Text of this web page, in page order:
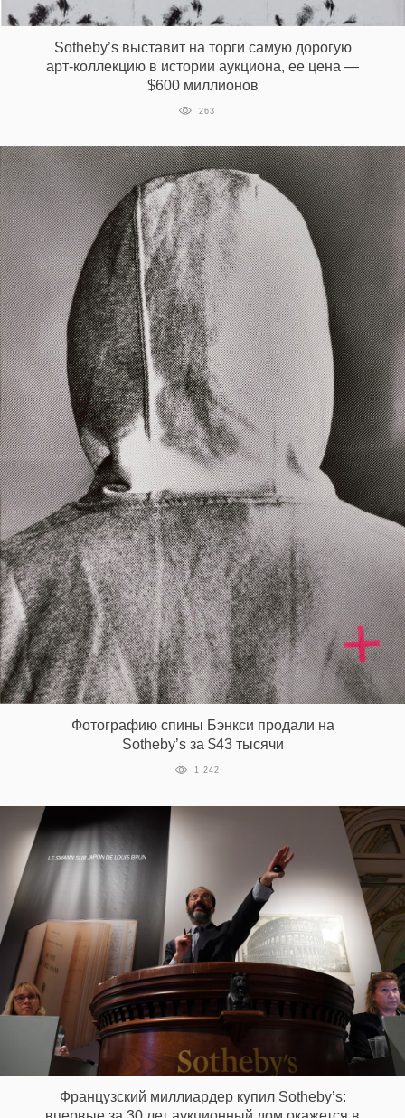
EN
UA
Sotheby’s выставит на торги самую дорогую
арт-коллекцию в истории аукциона, ее цена —
$600 миллионов
263
Фотографию спины Бэнкси продали на
Sotheby’s за $43 тысячи
1 242
Французский миллиардер купил Sotheby’s: